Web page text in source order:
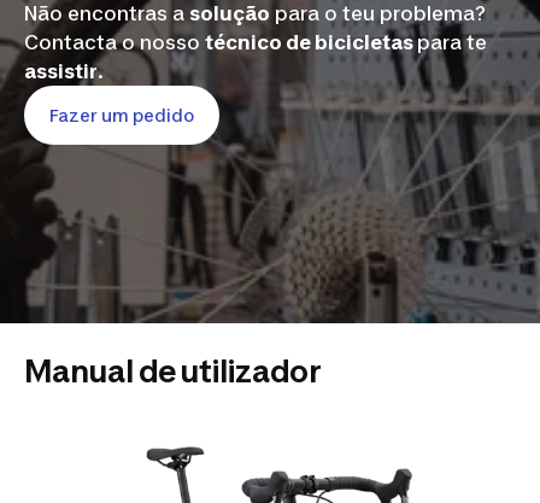
Não encontras a solução para o teu problema?
Contacta o nosso técnico de bicicletaspara te
assistir.
Fazer um pedido
Manual de utilizador